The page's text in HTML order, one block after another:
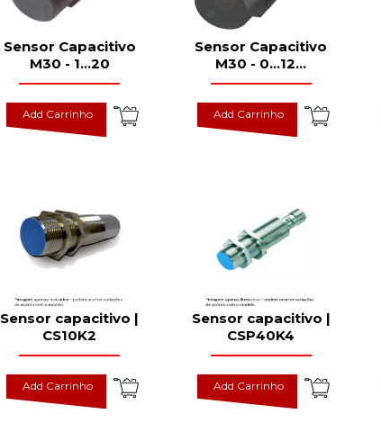
Sensor Capacitivo
M30 - 1...20
Add Carrinho
Sensor Capacitivo
M30 - 0...12...
Add Carrinho
Sensor capacitivo |
CS10K2
Add Carrinho
Sensor capacitivo |
CSP40K4
Add Carrinho